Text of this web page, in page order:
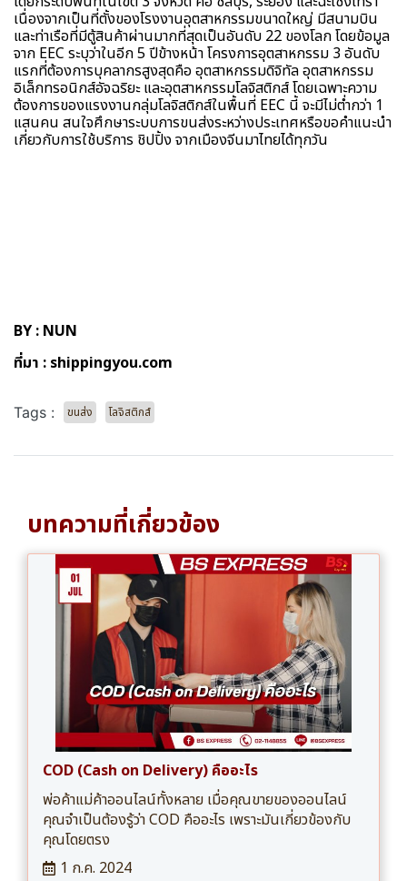
เนื่องจากเป็นที่ตั้งของโรงงานอุตสาหกรรมขนาดใหญ่ มีสนามบิน
และท่าเรือที่มีตู้สินค้าผ่านมากที่สุดเป็นอันดับ 22 ของโลก โดยข้อมูล
จาก EEC ระบุว่าในอีก 5 ปีข้างหน้า โครงการอุตสาหกรรม 3 อันดับ
แรกที่ต้องการบุคลากรสูงสุดคือ อุตสาหกรรมดิจิทัล อุตสาหกรรม
อิเล็กทรอนิกส์อัจฉริยะ และอุตสาหกรรมโลจิสติกส์ โดยเฉพาะความ
ต้องการของแรงงานกลุ่มโลจิสติกส์ในพื้นที่ EEC นี้ จะมีไม่ต่ำกว่า 1
แสนคน สนใจศึกษาระบบการขนส่งระหว่างประเทศหรือขอคำแนะนำ
เกี่ยวกับการใช้บริการ ชิปปิ้ง จากเมืองจีนมาไทยได้ทุกวัน
BY : NUN
ที่มา : shippingyou.com
Tags : ขนส่ง โลจิสติกส์
บทความที่เกี่ยวข้อง
COD (Cash on Delivery) คืออะไร
พ่อค้าแม่ค้าออนไลน์ทั้งหลาย เมื่อคุณขายของออนไลน์
คุณจำเป็นต้องรู้ว่า COD คืออะไร เพราะมันเกี่ยวข้องกับ
คุณโดยตรง
1 ก.ค. 2024